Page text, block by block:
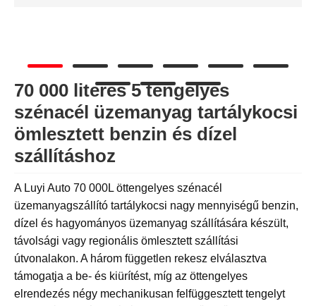
70 000 literes 5 tengelyes
szénacél üzemanyag tartálykocsi
ömlesztett benzin és dízel
szállításhoz
A Luyi Auto 70 000L öttengelyes szénacél
üzemanyagszállító tartálykocsi nagy mennyiségű benzin,
dízel és hagyományos üzemanyag szállítására készült,
távolsági vagy regionális ömlesztett szállítási
útvonalakon. A három független rekesz elválasztva
támogatja a be- és kiürítést, míg az öttengelyes
elrendezés négy mechanikusan felfüggesztett tengelyt